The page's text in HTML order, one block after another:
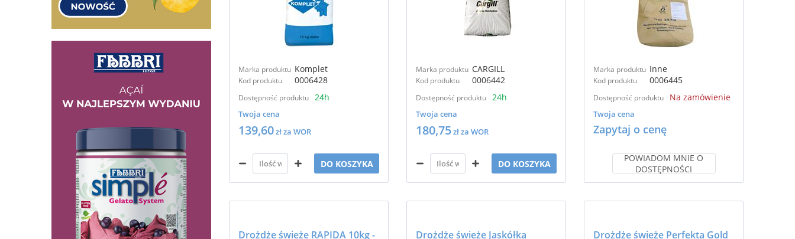
Marka produktu Komplet
Kod produktu 0006428
Dostępność produktu 24h
Twoja cena
139,60zł za WOR
DO KOSZYKA
Marka produktu CARGILL
Kod produktu 0006442
Dostępność produktu 24h
Twoja cena
180,75zł za WOR
DO KOSZYKA
Marka produktu Inne
Kod produktu 0006445
Dostępność produktu Na zamówienie
Twoja cena
Zapytaj o cenę
POWIADOM MNIE O
DOSTĘPNOŚCI
Drożdże świeże RAPIDA 10kg -
Drożdże świeże Jaskółka
Drożdże świeże Perfekta Gold